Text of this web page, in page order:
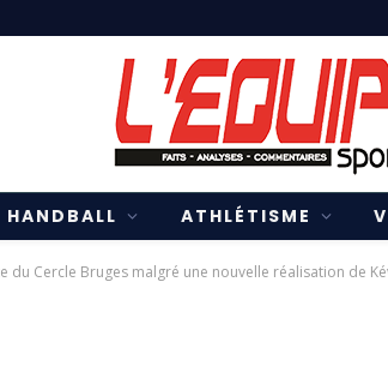
HANDBALL ATHLÉTISME
du Cercle Bruges malgré une nouvelle réalisation de